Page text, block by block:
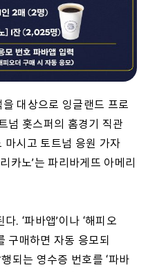
대상으로 잉글랜드 프로
넘 홋스퍼의 홈경기 직관
마시고 토트넘 응원 가자
카노’는 파리바게뜨 아메리
. ‘파바앱’이나 ‘해피오
구매하면 자동 응모되
되는 영수증 번호를 ‘파바